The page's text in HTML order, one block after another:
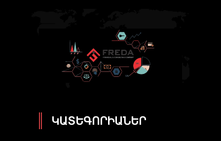
ԿԱՏԵԳՈՐԻԱՆԵՐ